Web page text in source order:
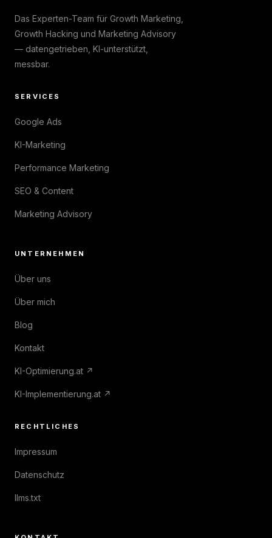
Das Experten-Team für Growth Marketing,
Growth Hacking und Marketing Advisory
— datengetrieben, KI-unterstützt,
messbar.
SERVICES
Google Ads
KI-Marketing
Performance Marketing
SEO & Content
Marketing Advisory
UNTERNEHMEN
Über uns
Über mich
Blog
Kontakt
KI-Optimierung.at ↗
KI-Implementierung.at ↗
RECHTLICHES
Impressum
Datenschutz
llms.txt